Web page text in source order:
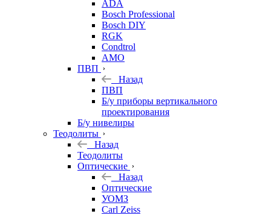
ADA
Bosch Professional
Bosch DIY
RGK
Condtrol
AMO
ПВП
Назад
ПВП
Б/у приборы вертикального
проектирования
Б/у нивелиры
Теодолиты
Назад
Теодолиты
Оптические
Назад
Оптические
УОМЗ
Carl Zeiss